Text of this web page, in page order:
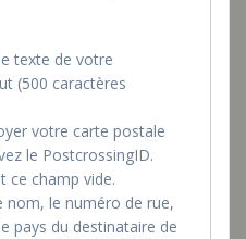
texte de votre
(500 caractères
votre carte postale
le PostcrossingID.
ce champ vide.
nom, le numéro de rue,
pays du destinataire de